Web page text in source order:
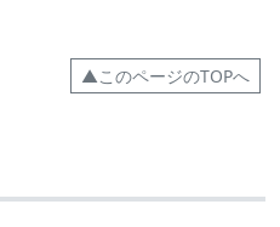
▲このページのTOPへ